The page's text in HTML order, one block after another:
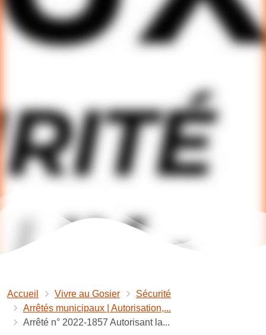
Accueil Vivre au Gosier
Sécurité
Arrêtés municipaux | Autorisation,...
Arrêté n° 2022-1857 Autorisant la...